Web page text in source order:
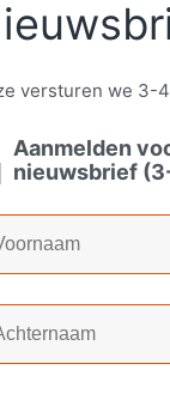
versturen we 3-
Aanmelden
nieuwsbrief